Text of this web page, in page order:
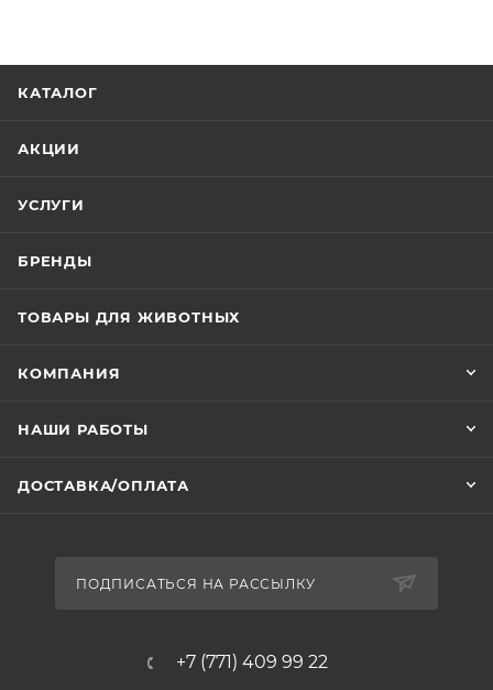
КАТАЛОГ
АКЦИИ
УСЛУГИ
БРЕНДЫ
ТОВАРЫ ДЛЯ ЖИВОТНЫХ
КОМПАНИЯ
НАШИ РАБОТЫ
ДОСТАВКА/ОПЛАТА
ПОДПИСАТЬСЯ НА РАССЫЛКУ
+7 (771) 409 99 22